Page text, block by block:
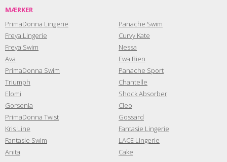
MÆRKER
PrimaDonna Lingerie
Freya Lingerie
Freya Swim
Ava
PrimaDonna Swim
Triumph
Elomi
Gorsenia
PrimaDonna Twist
Kris Line
Fantasie Swim
Anita
Panache Swim
Curvy Kate
Nessa
Ewa Bien
Panache Sport
Chantelle
Shock Absorber
Cleo
Gossard
Fantasie Lingerie
LACE Lingerie
Cake